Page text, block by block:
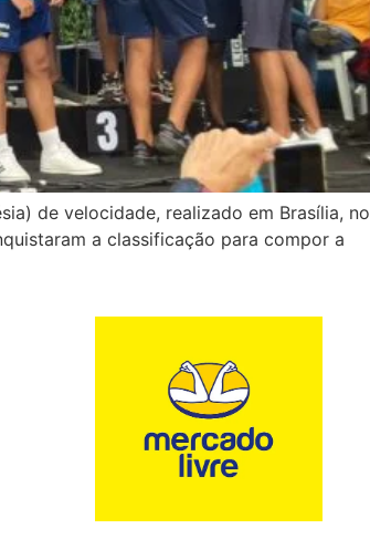
de velocidade, realizado em Brasília, no
a classificação para compor a